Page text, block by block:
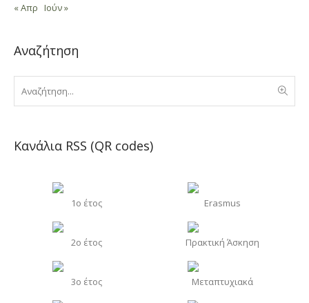
« Απρ Ιούν »
Αναζήτηση
Κανάλια RSS (QR codes)
1o έτος Erasmus
2o έτος Πρακτική Άσκηση
3o έτος Μεταπτυχιακά